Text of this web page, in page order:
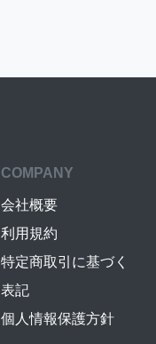
COMPANY
会社概要
利用規約
特定商取引に基づく
表記
個人情報保護方針